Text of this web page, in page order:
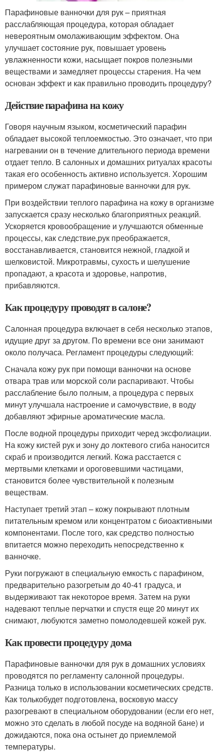
Парафиновые ванночки для рук – приятная
расслабляющая процедура, которая обладает
невероятным омолаживающим эффектом. Она
улучшает состояние рук, повышает уровень
увлажненности кожи, насыщает покров полезными
веществами и замедляет процессы старения. На чем
основан эффект и как правильно проводить процедуру?
Действие парафина на кожу
Говоря научным языком, косметический парафин
обладает высокой теплоемкостью. Это означает, что при
нагревании он в течение длительного периода времени
отдает тепло. В салонных и домашних ритуалах красоты
такая его особенность активно используется. Хорошим
примером служат парафиновые ванночки для рук.
При воздействии теплого парафина на кожу в организме
запускается сразу несколько благоприятных реакций.
Ускоряется кровообращение и улучшаются обменные
процессы, как следствие,рук преображается,
восстанавливается, становится нежной, гладкой и
шелковистой. Микротравмы, сухость и шелушение
пропадают, а красота и здоровье, напротив,
прибавляются.
Как процедуру проводят в салоне?
Салонная процедура включает в себя несколько этапов,
идущие друг за другом. По времени все они занимают
около получаса. Регламент процедуры следующий:
Сначала кожу рук при помощи ванночки на основе
отвара трав или морской соли распаривают. Чтобы
расслабление было полным, а процедура с первых
минут улучшала настроение и самочувствие, в воду
добавляют эфирные ароматические масла.
После водной процедуры приходит черед эксфолиации.
На кожу кистей рук и зону до локтевого сгиба наносится
скраб и производится легкий. Кожа расстается с
мертвыми клетками и ороговевшими частицами,
становится более чувствительной к полезным
веществам.
Наступает третий этап – кожу покрывают плотным
питательным кремом или концентратом с биоактивными
компонентами. После того, как средство полностью
впитается можно переходить непосредственно к
ванночке.
Руки погружают в специальную емкость с парафином,
предварительно разогретым до 40-41 градуса, и
выдерживают так некоторое время. Затем на руки
надевают теплые перчатки и спустя еще 20 минут их
снимают, любуются заметно помолодевшей кожей рук.
Как провести процедуру дома
Парафиновые ванночки для рук в домашних условиях
проводятся по регламенту салонной процедуры.
Разница только в использовании косметических средств.
Как толькобудет подготовлена, восковую массу
разогревают в специальном оборудовании (если его нет,
можно это сделать в любой посуде на водяной бане) и
дожидаются, пока она остынет до приемлемой
температуры.